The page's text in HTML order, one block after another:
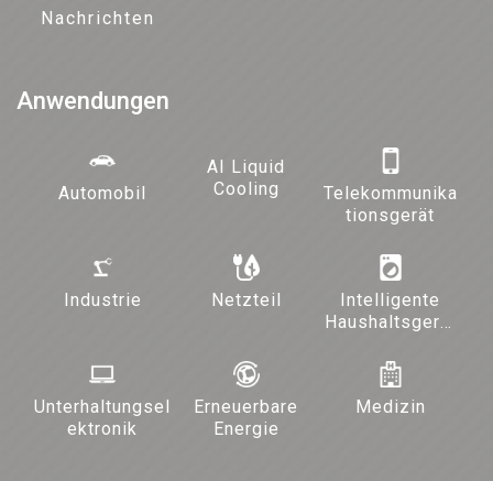
Nachrichten
Anwendungen
Automobil
AI Liquid
Cooling
Telekommunika
tionsgerät
Industrie Netzteil
Intelligente
Haushaltsgerät
Beleuchtung
Unterhaltungsel
ektronik
Erneuerbare
Energie
Medizin